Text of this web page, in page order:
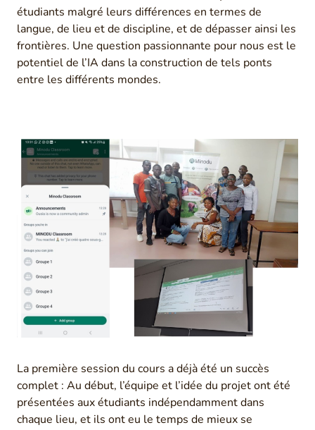
étudiants malgré leurs différences en termes de
langue, de lieu et de discipline, et de dépasser ainsi les
frontières. Une question passionnante pour nous est le
potentiel de l’IA dans la construction de tels ponts
entre les différents mondes.
La première session du cours a déjà été un succès
complet : Au début, l’équipe et l’idée du projet ont été
présentées aux étudiants indépendamment dans
chaque lieu, et ils ont eu le temps de mieux se